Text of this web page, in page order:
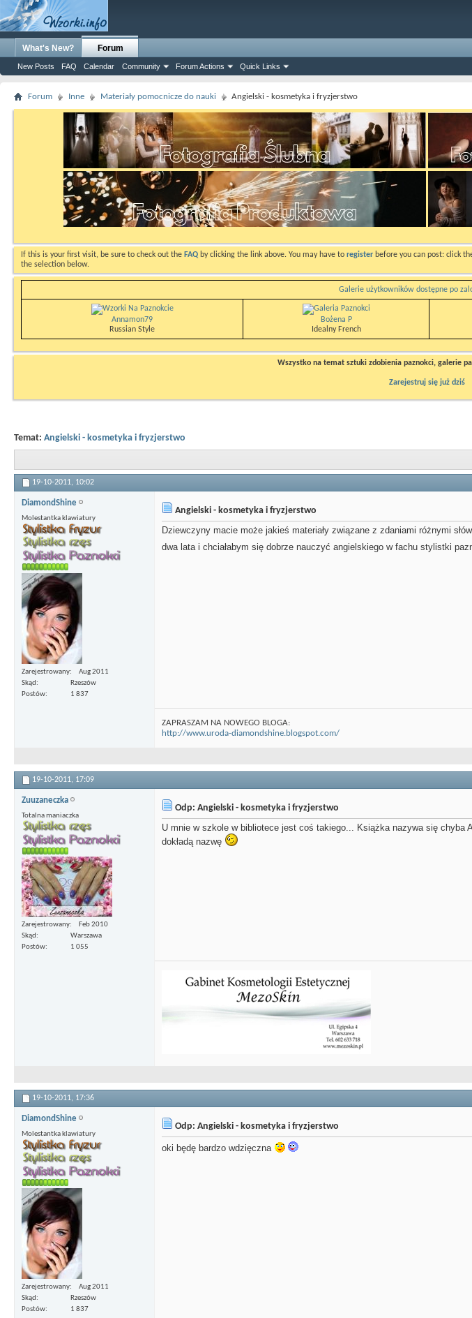
What's New? Forum
New Posts FAQ Calendar Community Forum Actions Quick Links
Forum Inne Materiały pomocnicze do nauki Angielski - kosmetyka i fryzjerstwo
If this is your first visit, be sure to check out the FAQ by clicking the link above. You may have to register before you can post: click
the selection below.
Galerie użytkowników dostępne po
Annamon79
Russian Style
Bożena P
Idealny French
Wszystko na temat sztuki zdobienia paznokci, galerie
Zarejestruj się już dziś
Temat: Angielski - kosmetyka i fryzjerstwo
19-10-2011, 10:02
DiamondShine
Molestantka klawiatury
Zarejestrowany
Aug 2011
Skąd
Rzeszów
Postów
1 837
Angielski - kosmetyka i fryzjerstwo
Dziewczyny macie może jakieś materiały związane z zdaniami różnymi
dwa lata i chciałabym się dobrze nauczyć angielskiego w fachu stylistki
ZAPRASZAM NA NOWEGO BLOGA:
http://www.uroda-diamondshine.blogspot.com/
19-10-2011, 17:09
Zuuzaneczka
Totalna maniaczka
Zarejestrowany
Feb 2010
Skąd
Warszawa
Postów
1 055
Odp: Angielski - kosmetyka i fryzjerstwo
U mnie w szkole w bibliotece jest coś takiego... Książka nazywa się
dokładą nazwę
19-10-2011, 17:36
DiamondShine
Molestantka klawiatury
Zarejestrowany
Aug 2011
Skąd
Rzeszów
Postów
1 837
Odp: Angielski - kosmetyka i fryzjerstwo
oki będę bardzo wdzięczna